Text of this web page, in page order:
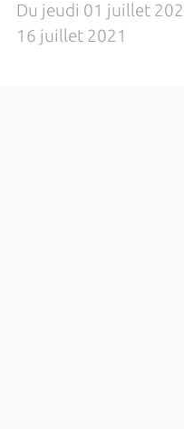
Du jeudi 01 juillet
16 juillet 2021